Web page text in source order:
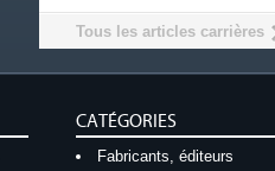
Tous les articles carrières
CATÉGORIES
Fabricants, éditeurs